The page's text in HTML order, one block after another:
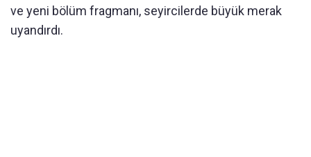
ve yeni bölüm fragmanı, seyircilerde büyük merak
uyandırdı.